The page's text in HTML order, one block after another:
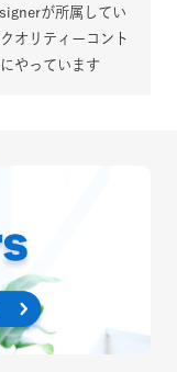
が所属してい
オリティーコント
やっています